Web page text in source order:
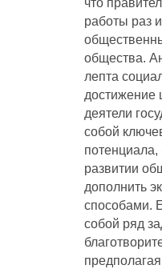
что
работы раз
общества.
лепта
достижение
деятели
собой
потенциала,
развитии
дополнить
способами.
собой ряд